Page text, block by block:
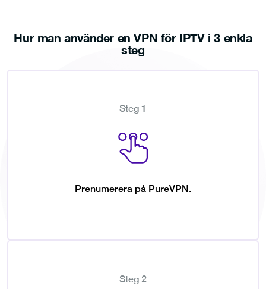
Hur man använder en VPN för IPTV i 3 enkla
steg
Steg 1
Prenumerera på PureVPN.
Steg 2